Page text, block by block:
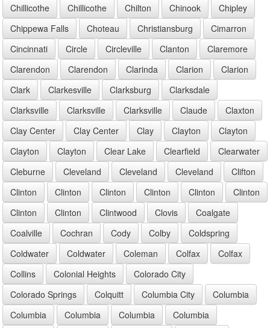
Chillicothe
Chillicothe Chilton Chinook
Chipley
Chippewa Falls
Choteau Christiansburg
Cimarron
Cincinnati
Circle Circleville Clanton
Claremore
Clarendon
Clarendon Clarinda Clarion
Clarion
Clark
Clarkesville Clarksburg
Clarksdale
Clarksville
Clarksville Clarksville Claude
Claxton
Clay Center
Clay Center Clay Clayton
Clayton
Clayton
Clayton Clear Lake Clearfield
Clearwater
Cleburne
Cleveland Cleveland Cleveland
Clifton
Clinton
Clinton Clinton Clinton Clinton
Clinton
Clinton
Clinton Clintwood Clovis
Coalgate
Coalville
Cochran Cody Colby
Coldspring
Coldwater
Coldwater Coleman Colfax
Colfax
Collins
Colonial Heights
Colorado City
Colorado Springs
Colquitt Columbia City
Columbia
Columbia
Columbia Columbia
Columbia